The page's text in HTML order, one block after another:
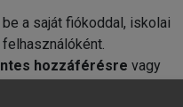
a saját fiókoddal, iskolai
hozzáférésre vagy